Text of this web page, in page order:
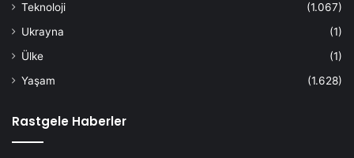
Teknoloji
(1.067)
Ukrayna
(1)
Ülke
(1)
Yaşam
(1.628)
Rastgele Haberler